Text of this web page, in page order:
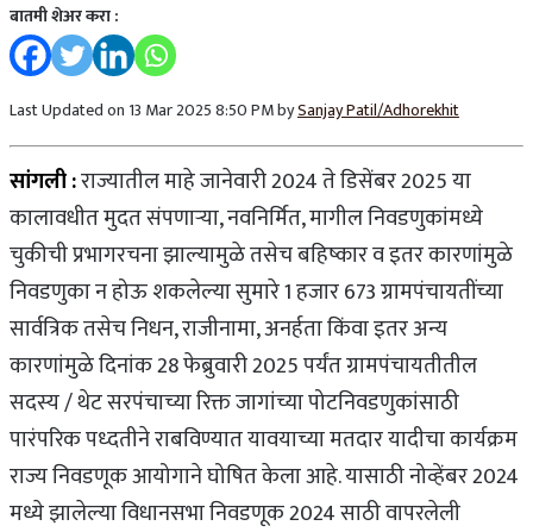
बातमी शेअर करा :
Last Updated on 13 Mar 2025 8:50 PM bySanjay Patil/Adhorekhit
सांगली :राज्यातील माहे जानेवारी 2024 ते डिसेंबर 2025 या
कालावधीत मुदत संपणाऱ्या, नवनिर्मित, मागील निवडणुकांमध्ये
चुकीची प्रभागरचना झाल्यामुळे तसेच बहिष्कार व इतर कारणांमुळे
निवडणुका न होऊ शकलेल्या सुमारे 1 हजार 673 ग्रामपंचायतींच्या
सार्वत्रिक तसेच निधन, राजीनामा, अनर्हता किंवा इतर अन्य
कारणांमुळे दिनांक 28 फेब्रुवारी 2025 पर्यंत ग्रामपंचायतीतील
सदस्य / थेट सरपंचाच्या रिक्त जागांच्या पोटनिवडणुकांसाठी
पारंपरिक पध्दतीने राबविण्यात यावयाच्या मतदार यादीचा कार्यक्रम
राज्य निवडणूक आयोगाने घोषित केला आहे. यासाठी नोव्हेंबर 2024
मध्ये झालेल्या विधानसभा निवडणूक 2024 साठी वापरलेली